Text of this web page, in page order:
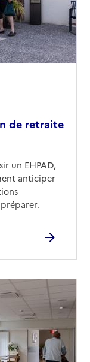
de retraite
un EHPAD,
anticiper